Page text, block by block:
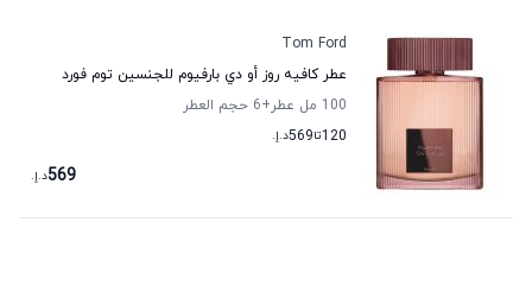
Tom Ford
عطر كافيه روز أو دي بارفيوم للجنسين توم فورد
100 مل عطر
+6
حجم العطر
120تا569د.إ.
569د.إ.